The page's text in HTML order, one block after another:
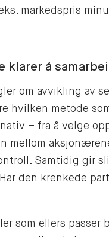
markedspris
klarer å
om avvikling av
hvilken metode
– fra å velge
mellom
Samtidig gir
den krenkede
som ellers